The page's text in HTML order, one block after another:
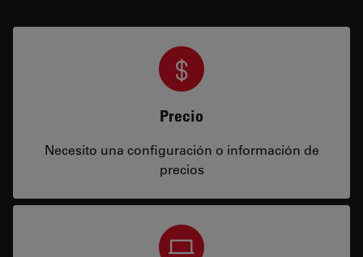
Precio
Necesito una configuración o información de
precios